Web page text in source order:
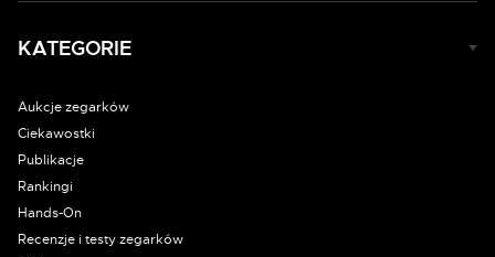
KATEGORIE
Aukcje zegarków
Ciekawostki
Publikacje
Rankingi
Hands-On
Recenzje i testy zegarków